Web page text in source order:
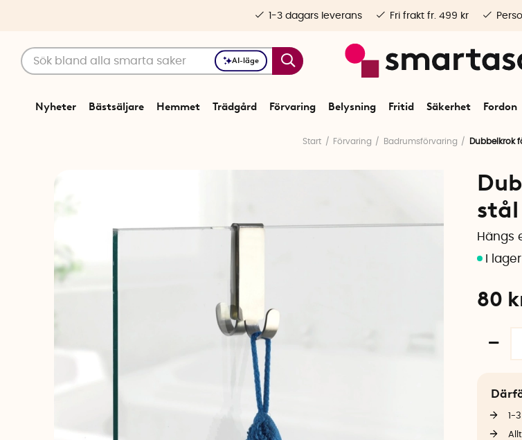
AI-läge
Nyheter Bästsäljare Hemmet Trädgård Förvaring Belysning Fritid Säkerhet Fordon
1-3 dagars leverans Fri frakt fr. 499 kr
Start Förvaring Badrumsförvaring Dubbelkrok
stål
Hängs
80
1-